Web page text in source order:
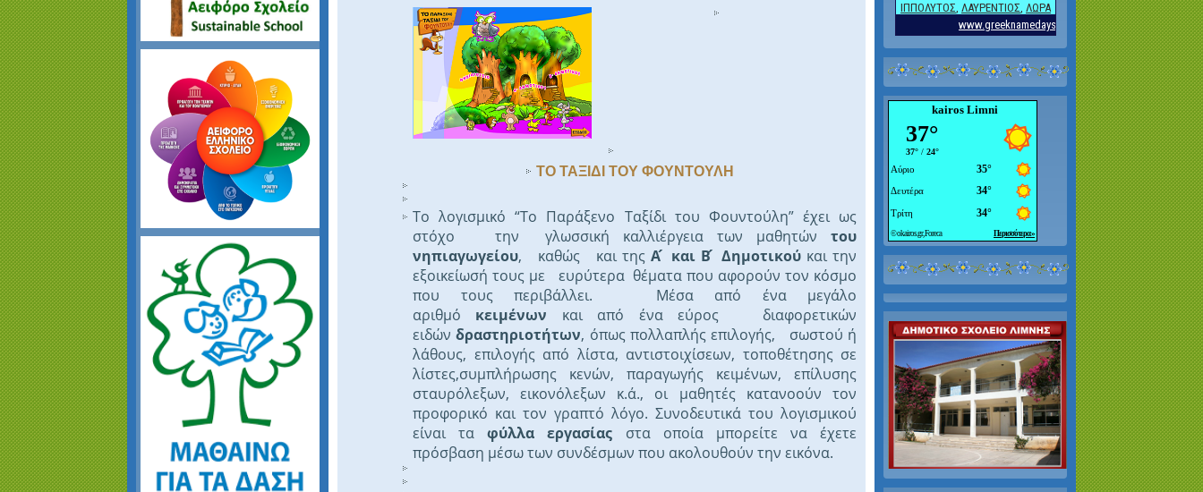
ΤΟ ΤΑΞΙΔΙ ΤΟΥ ΦΟΥΝΤΟΥΛΗ
Το λογισμικό “Το Παράξενο Ταξίδι του Φουντούλη” έχει ως
στόχο την γλωσσική καλλιέργεια των μαθητών του
νηπιαγωγείου, καθώς και της Α ́ και Β ́ Δημοτικού και την
εξοικείωσή τους με ευρύτερα θέματα που αφορούν τον κόσμο
που τους περιβάλλει. Μέσα από ένα μεγάλο
αριθμό κειμένων και από ένα εύρος διαφορετικών
ειδώνδραστηριοτήτων, όπως πολλαπλής επιλογής, σωστού ή
λάθους, επιλογής από λίστα, αντιστοιχίσεων, τοποθέτησης σε
λίστες,συμπλήρωσης κενών, παραγωγής κειμένων, επίλυσης
σταυρόλεξων, εικονόλεξων κ.ά., οι μαθητές κατανοούν τον
προφορικό και τον γραπτό λόγο. Συνοδευτικά του λογισμικού
είναι τα φύλλα εργασίας στα οποία μπορείτε να έχετε
πρόσβαση μέσω των συνδέσμων που ακολουθούν την εικόνα.
kairos Limni